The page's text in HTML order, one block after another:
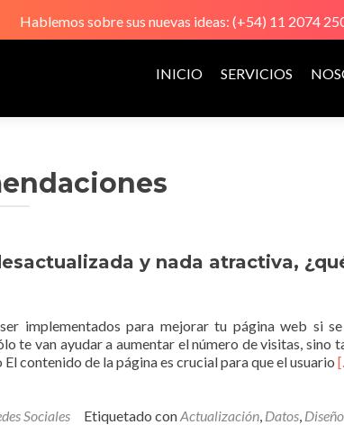
Hablemos sobre sus nuevas ideas: (+54) 11 2074
al
INICIO SERVICIOS
y nada atractiva,
implementados para mejorar tu página web si
te van ayudar a aumentar el número de visitas, sino
contenido de la página es crucial para que el usuario
Sociales Etiquetado conActualización, Datos,